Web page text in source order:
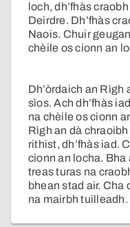
loch, dh’fhàs
Deirdre. Dh’fhàs
Naois. Chuir
chèile os cionn an
Dh’òrdaich an Rìgh
sìos. Ach dh’fhàs
na chèile os cionn
Rìgh an dà
rithist, dh’fhàs iad.
cionn an locha. Bha
treas turas na
bhean stad air. Cha
na mairbh tuilleadh.